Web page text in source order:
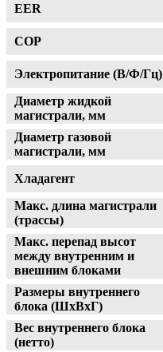
EER
COP
Электропитание (В/Ф/Гц)
Диаметр жидкой
магистрали, мм
Диаметр газовой
магистрали, мм
Хладагент
Макс. длина магистрали
(трассы)
Макс. перепад высот
между внутренним и
внешним блоками
Размеры внутреннего
блока (ШxВxГ)
Вес внутреннего блока
(нетто)